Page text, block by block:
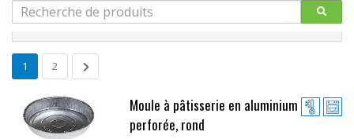
stock
Nouveautés
Assortiment
standard
designline
Filtrer les produits
1 2
Moule à pâtisserie en aluminium
perforée, rond